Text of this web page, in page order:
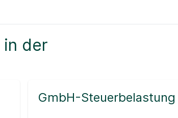
der
GmbH-Steuerbelastung